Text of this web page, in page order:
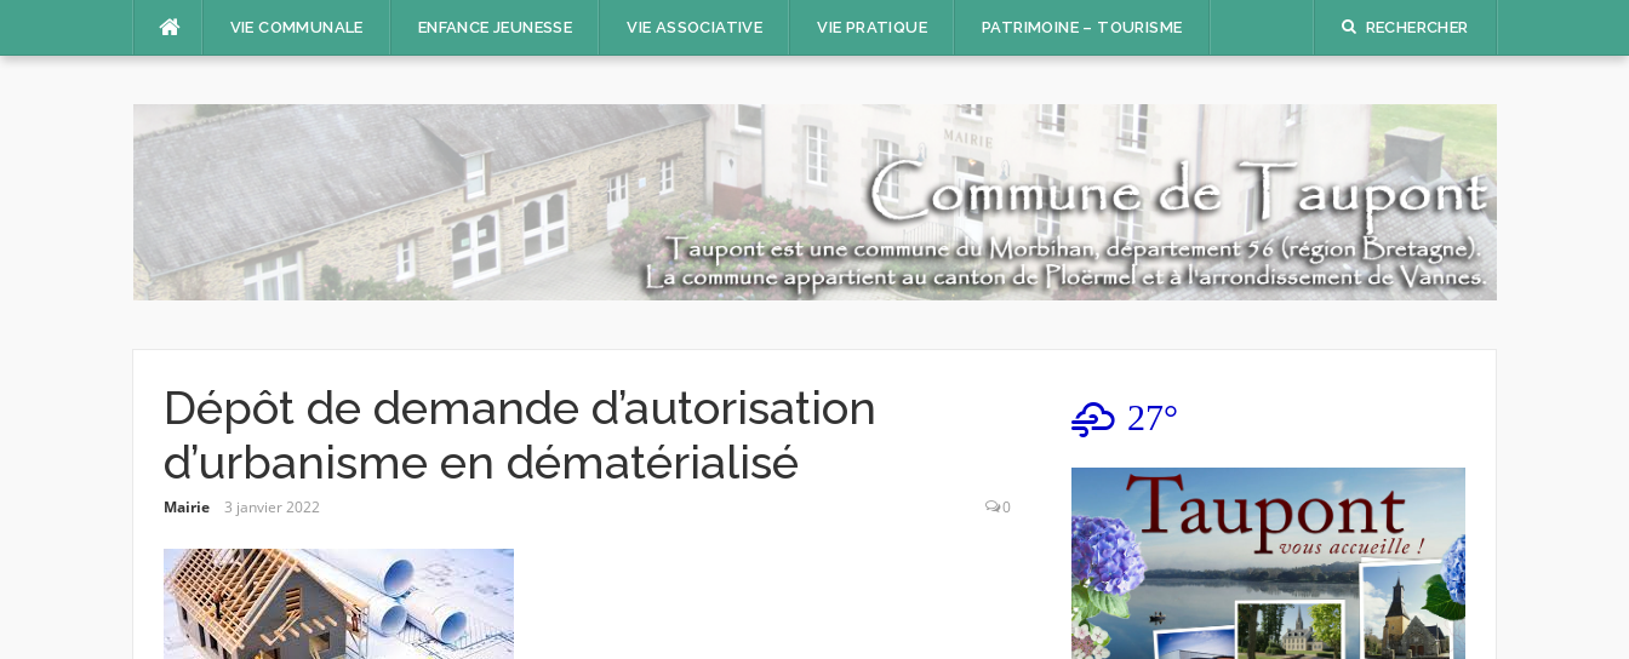
VIE COMMUNALE ENFANCE JEUNESSE VIE ASSOCIATIVE VIE PRATIQUE PATRIMOINE – TOURISME RECHERCHER
Dépôt de demande d’autorisation
d’urbanisme en dématérialisé
Mairie 3 janvier 2022 0
27°